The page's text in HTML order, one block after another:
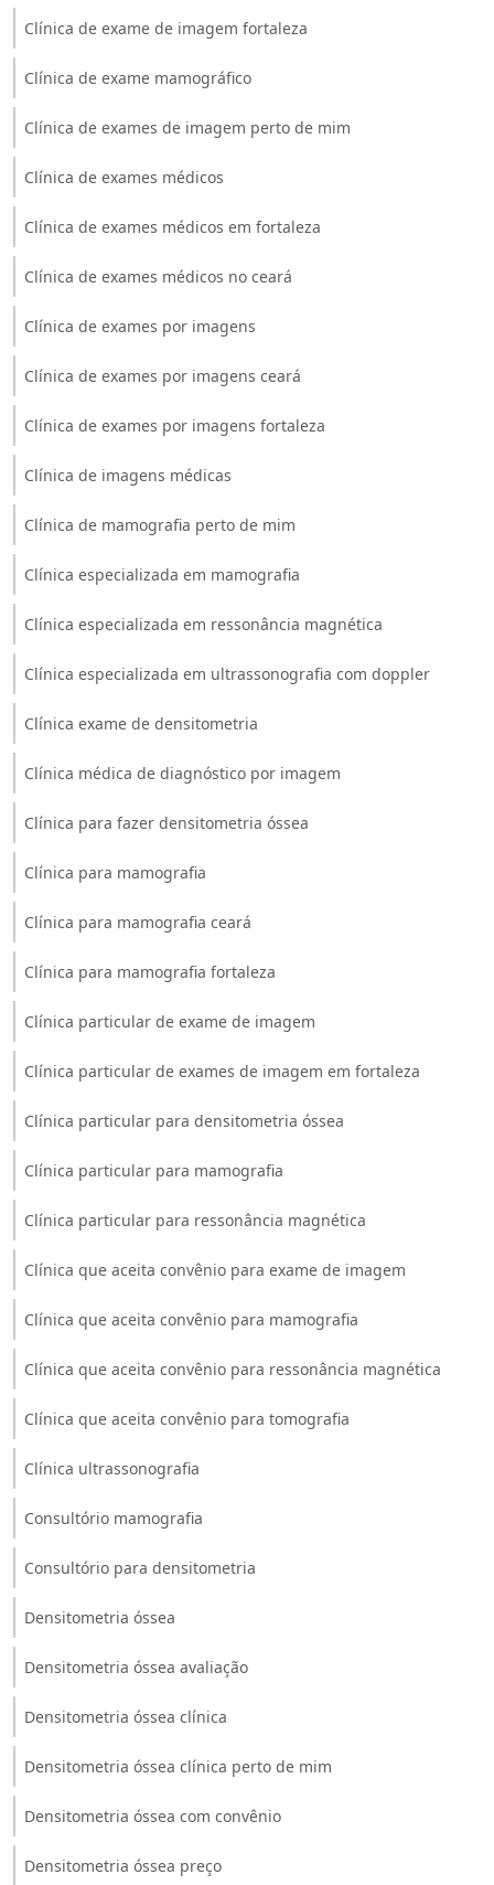
Clínica de exame de imagem fortaleza
Clínica de exame mamográfico
Clínica de exames de imagem perto de mim
Clínica de exames médicos
Clínica de exames médicos em fortaleza
Clínica de exames médicos no ceará
Clínica de exames por imagens
Clínica de exames por imagens ceará
Clínica de exames por imagens fortaleza
Clínica de imagens médicas
Clínica de mamografia perto de mim
Clínica especializada em mamografia
Clínica especializada em ressonância magnética
Clínica especializada em ultrassonografia com doppler
Clínica exame de densitometria
Clínica médica de diagnóstico por imagem
Clínica para fazer densitometria óssea
Clínica para mamografia
Clínica para mamografia ceará
Clínica para mamografia fortaleza
Clínica particular de exame de imagem
Clínica particular de exames de imagem em fortaleza
Clínica particular para densitometria óssea
Clínica particular para mamografia
Clínica particular para ressonância magnética
Clínica que aceita convênio para exame de imagem
Clínica que aceita convênio para mamografia
Clínica que aceita convênio para ressonância magnética
Clínica que aceita convênio para tomografia
Clínica ultrassonografia
Consultório mamografia
Consultório para densitometria
Densitometria óssea
Densitometria óssea avaliação
Densitometria óssea clínica
Densitometria óssea clínica perto de mim
Densitometria óssea com convênio
Densitometria óssea preço